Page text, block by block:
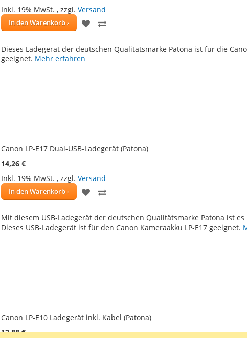
Inkl. 19% MwSt. , zzgl. Versand
In den Warenkorb
ZUR
HINZUFÜGEN
HINZUFÜGEN
Dieses Ladegerät der deutschen Qualitätsmarke Patona ist für die
geeignet. Mehr erfahren
Canon LP-E17 Dual-USB-Ladegerät (Patona)
14,26 €
Inkl. 19% MwSt. , zzgl. Versand
In den Warenkorb
ZUR
HINZUFÜGEN
HINZUFÜGEN
Mit diesem USB-Ladegerät der deutschen Qualitätsmarke Patona ist
Dieses USB-Ladegerät ist für den Canon Kameraakku LP-E17 geeignet.
Canon LP-E10 Ladegerät inkl. Kabel (Patona)
12,88 €